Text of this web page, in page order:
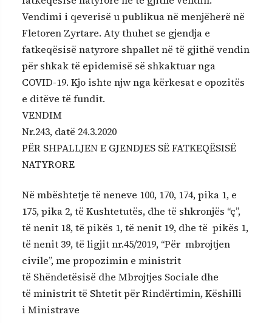
Vendimi i qeverisë u publikua në menjëherë në
Fletoren Zyrtare. Aty thuhet se gjendja e
fatkeqësisë natyrore shpallet në të gjithë vendin
për shkak të epidemisë së shkaktuar nga
COVID-19. Kjo ishte njw nga kërkesat e opozitës
e ditëve të fundit.
VENDIM
Nr.243, datë 24.3.2020
PËR SHPALLJEN E GJENDJES SË FATKEQËSISË
NATYRORE
Në mbështetje të neneve 100, 170, 174, pika 1, e
175, pika 2, të Kushtetutës, dhe të shkronjës “ç”,
të nenit 18, të pikës 1, të nenit 19, dhe të pikës 1,
të nenit 39, të ligjit nr.45/2019, “Për mbrojtjen
civile”, me propozimin e ministrit
të Shëndetësisë dhe Mbrojtjes Sociale dhe
të ministrit të Shtetit për Rindërtimin, Këshilli
i Ministrave